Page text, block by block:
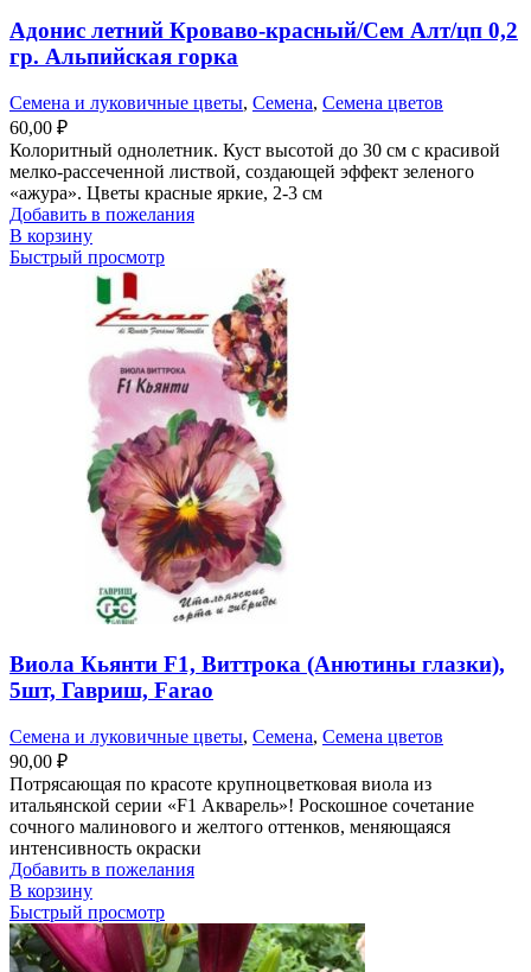
Адонис летний Кроваво-красный/Сем Алт/цп 0,2
гр. Альпийская горка
Семена и луковичные цветы, Семена, Семена цветов
60,00 ₽
Колоритный однолетник. Куст высотой до 30 см с красивой
мелко-рассеченной листвой, создающей эффект зеленого
«ажура». Цветы красные яркие, 2-3 см
Добавить в пожелания
В корзину
Быстрый просмотр
Виола Кьянти F1, Виттрока (Анютины глазки),
5шт, Гавриш, Farao
Семена и луковичные цветы, Семена, Семена цветов
90,00 ₽
Потрясающая по красоте крупноцветковая виола из
итальянской серии «F1 Акварель»! Роскошное сочетание
сочного малинового и желтого оттенков, меняющаяся
интенсивность окраски
Добавить в пожелания
В корзину
Быстрый просмотр